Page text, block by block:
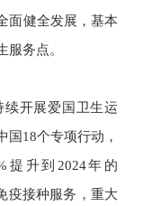
面健全发展，基本
服务点。
续开展爱国卫生运
18个专项行动，
提升到2024年的
疫接种服务，重大